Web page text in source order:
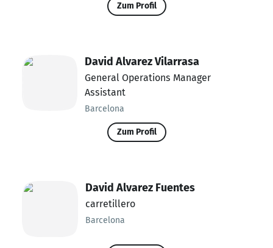
Zum Profil
David Alvarez Vilarrasa
General Operations Manager
Assistant
Barcelona
Zum Profil
David Alvarez Fuentes
carretillero
Barcelona